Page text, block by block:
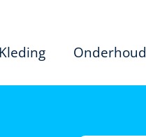
Kleding Onderhoud